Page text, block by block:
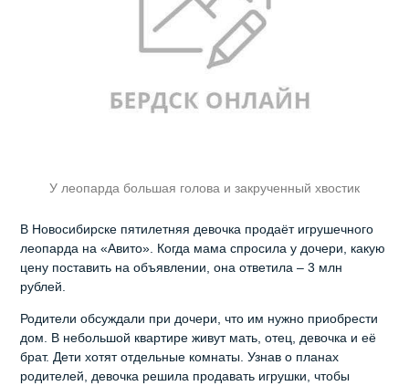
У леопарда большая голова и закрученный хвостик
В Новосибирске пятилетняя девочка продаёт игрушечного
леопарда на «Авито». Когда мама спросила у дочери, какую
цену поставить на объявлении, она ответила – 3 млн
рублей.
Родители обсуждали при дочери, что им нужно приобрести
дом. В небольшой квартире живут мать, отец, девочка и её
брат. Дети хотят отдельные комнаты. Узнав о планах
родителей, девочка решила продавать игрушки, чтобы